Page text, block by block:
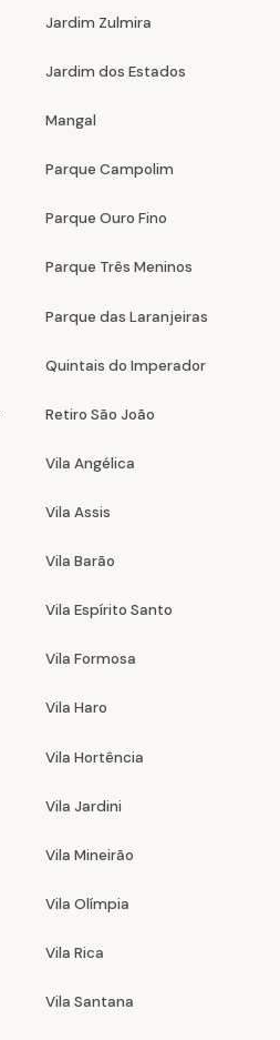
Jardim Zulmira
Jardim dos Estados
Mangal
Parque Campolim
Parque Ouro Fino
Parque Três Meninos
Parque das Laranjeiras
Quintais do Imperador
Retiro São João
Vila Angélica
Vila Assis
Vila Barão
Vila Espírito Santo
Vila Formosa
Vila Haro
Vila Hortência
Vila Jardini
Vila Mineirão
Vila Olímpia
Vila Rica
Vila Santana